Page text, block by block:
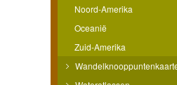
Noord-Amerika
Oceanië
Zuid-Amerika